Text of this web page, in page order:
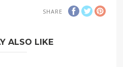
SHARE
ALSO LIKE